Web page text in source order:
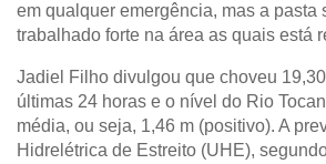
em qualquer emergência, mas a pasta
trabalhado forte na área as quais está
Jadiel Filho divulgou que choveu
últimas 24 horas e o nível do Rio
média, ou seja, 1,46 m (positivo). A
Hidrelétrica de Estreito (UHE),